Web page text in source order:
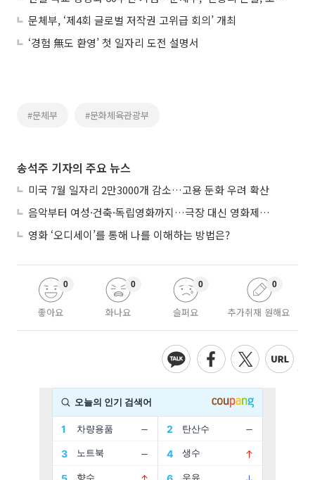
문체부, ‘제4회 글로벌 저작권 고위급 회의’ 개최
‘경험 無도 환영’ 첫 일자리 도전 설명서
#문체부 #문화체육관광부
송석주 기자의 주요 뉴스
미국 7월 일자리 2만3000개 감소…고용 둔화 우려 확산
음악부터 여성·건축·독립영화까지…극장 대신 영화제로 즐기는 스크린 여행
영화 ‘오디세이’를 통해 나를 이해하는 방법은?
좋아요
0
화나요
0
슬퍼요
0
추가취재 원해요
0